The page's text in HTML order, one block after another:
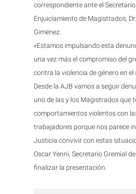
correspondiente ante el
Enjuiciamiento de Magistrados,
Giménez.
«Estamos impulsando esta
una vez más el compromiso del
contra la violencia de género en el
Desde la AJB vamos a seguir
uno de las y los Magistrados que
comportamientos violentos con
trabajadores porque nos parece
Justicia convivir con estas
Oscar Yenni, Secretario Gremial
finalizar la presentación.